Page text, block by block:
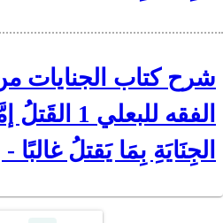
شرح كتاب الجنايات
الفقه
الجِنَايَةِ بِمَا يَقتلُ غالبًا